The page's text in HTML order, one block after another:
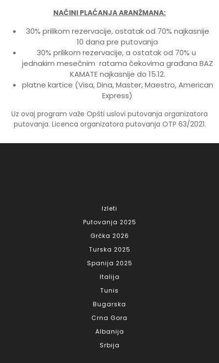
NAČINI PLAĆANJA ARANŽMANA:
30% prilikom rezervacije, ostatak od 70% najkasnije
10 dana pre putovanja
30% prilikom rezervacije, a ostatak od 70% u
jednakim mesečnim ratama čekovima građana BAZ
KAMATE najkasnije do 15.12.
platne kartice (Visa, Dina, Master, Maestro, American
Express)
Uz ovaj program važe Opšti uslovi putovanja organizatora
putovanja. Licenca organizatora putovanja OTP 63/2021.
Izleti
Putovanja 2025
Grčka 2026
Turska 2025
Spanija 2025
Italija
Tunis
Bugarska
Crna Gora
Albanija
Srbija